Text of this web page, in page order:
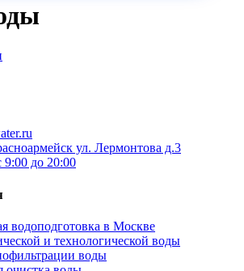
ул. Лермонтова д.3
до 20:00
водоподготовка в Москве
и технологической воды
воды